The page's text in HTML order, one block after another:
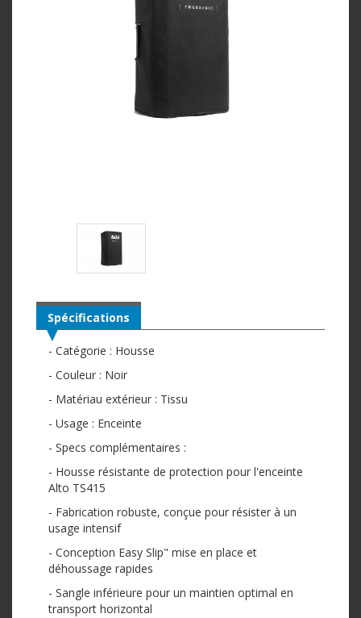
Spécifications
- Catégorie : Housse
- Couleur : Noir
- Matériau extérieur : Tissu
- Usage : Enceinte
- Specs complémentaires :
- Housse résistante de protection pour l'enceinte
Alto TS415
- Fabrication robuste, conçue pour résister à un
usage intensif
- Conception Easy Slip" mise en place et
déhoussage rapides
- Sangle inférieure pour un maintien optimal en
transport horizontal